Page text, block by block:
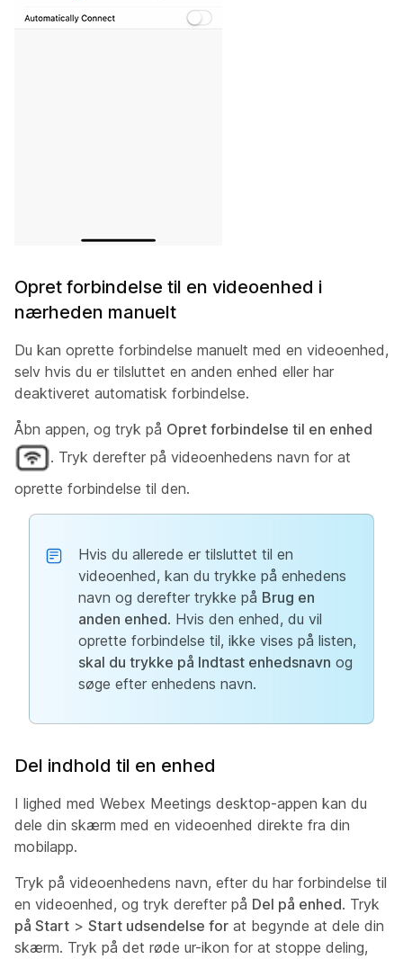
Opret forbindelse til en videoenhed i
nærheden manuelt
Du kan oprette forbindelse manuelt med en videoenhed,
selv hvis du er tilsluttet en anden enhed eller har
deaktiveret automatisk forbindelse.
Åbn appen, og tryk på Opret forbindelse til en enhed
. Tryk derefter på videoenhedens navn for at
oprette forbindelse til den.
Hvis du allerede er tilsluttet til en
videoenhed, kan du trykke på enhedens
navn og derefter trykke på Brug en
anden enhed. Hvis den enhed, du vil
oprette forbindelse til, ikke vises på listen,
skal du trykke på Indtast enhedsnavn og
søge efter enhedens navn.
Del indhold til en enhed
I lighed med Webex Meetings desktop-appen kan du
dele din skærm med en videoenhed direkte fra din
mobilapp.
Tryk på videoenhedens navn, efter du har forbindelse til
en videoenhed, og tryk derefter på Del på enhed. Tryk
på Start > Start udsendelse for at begynde at dele din
skærm. Tryk på det røde ur-ikon for at stoppe deling,